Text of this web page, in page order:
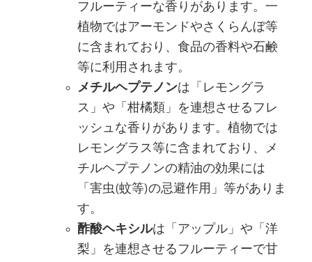
フルーティーな香りがあります。一
植物ではアーモンドやさくらんぼ等
に含まれており、食品の香料や石鹸
等に利用されます。
メチルヘプテノンは「レモングラ
ス」や「柑橘類」を連想させるフレ
ッシュな香りがあります。植物では
レモングラス等に含まれており、メ
チルヘプテノンの精油の効果には
「害虫(蚊等)の忌避作用」等がありま
す。
酢酸ヘキシルは「アップル」や「洋
梨」を連想させるフルーティーで甘